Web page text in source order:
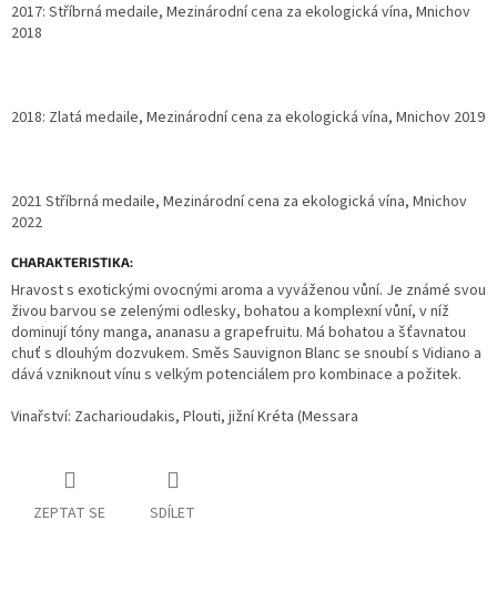
2017: Stříbrná medaile, Mezinárodní cena za ekologická vína, Mnichov
2018
2018: Zlatá medaile, Mezinárodní cena za ekologická vína, Mnichov 2019
2021 Stříbrná medaile, Mezinárodní cena za ekologická vína, Mnichov
2022
CHARAKTERISTIKA:
Hravost s exotickými ovocnými aroma a vyváženou vůní. Je známé svou
živou barvou se zelenými odlesky, bohatou a komplexní vůní, v níž
dominují tóny manga, ananasu a grapefruitu. Má bohatou a šťavnatou
chuť s dlouhým dozvukem. Směs Sauvignon Blanc se snoubí s Vidiano a
dává vzniknout vínu s velkým potenciálem pro kombinace a požitek.
Vinařství: Zacharioudakis, Plouti, jižní Kréta (Messara
ZEPTAT SE SDÍLET